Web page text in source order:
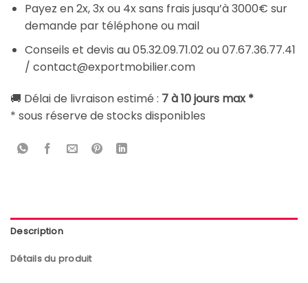
Payez en 2x, 3x ou 4x sans frais jusqu’à 3000€ sur
demande par téléphone ou mail
Conseils et devis au 05.32.09.71.02 ou 07.67.36.77.41
/ contact@exportmobilier.com
🚚 Délai de livraison estimé : 7 à 10 jours max *
* sous réserve de stocks disponibles
Description
Détails du produit